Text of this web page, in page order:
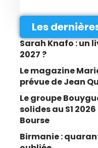
Les
Sarah Knafo : un
2027 ?
Le magazine
prévue de Jean
Le groupe
solides au S1
Bourse
Birmanie :